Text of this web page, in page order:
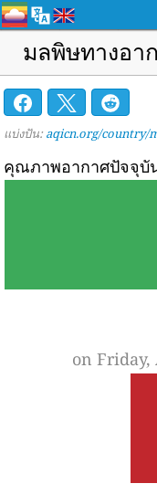
มลพิษทางอา
แบ่งปัน: aqicn.org/country/
คุณภาพอากาศปัจจุบั
on Friday,